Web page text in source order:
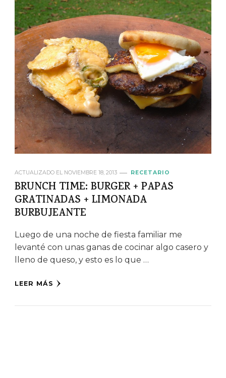
ACTUALIZADO EL NOVIEMBRE 18, 2013 RECETARIO
BRUNCH TIME: BURGER + PAPAS
GRATINADAS + LIMONADA
BURBUJEANTE
Luego de una noche de fiesta familiar me
levanté con unas ganas de cocinar algo casero y
lleno de queso, y esto es lo que …
LEER MÁS